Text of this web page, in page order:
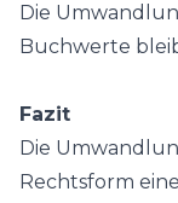
Die
Buchwerte
Fazit
Die
Rechtsform